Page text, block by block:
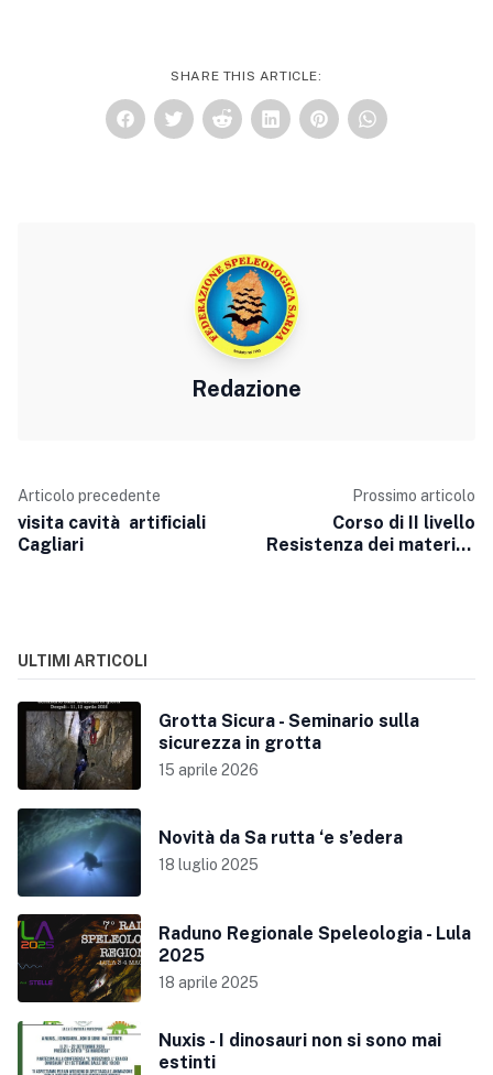
SHARE THIS ARTICLE:
Redazione
Articolo precedente
visita cavità artificiali
Cagliari
Prossimo articolo
Corso di II livello
Resistenza dei materiali
ULTIMI ARTICOLI
Grotta Sicura - Seminario sulla
sicurezza in grotta
15 aprile 2026
Novità da Sa rutta ‘e s’edera
18 luglio 2025
Raduno Regionale Speleologia - Lula
2025
18 aprile 2025
Nuxis - I dinosauri non si sono mai
estinti